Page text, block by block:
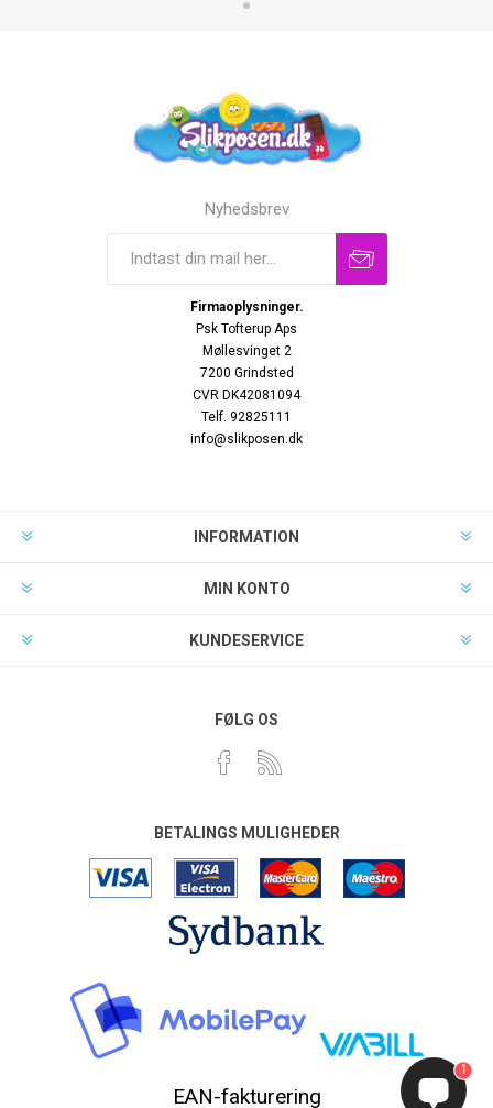
Nyhedsbrev
Firmaoplysninger.
Psk Tofterup Aps
Møllesvinget 2
7200 Grindsted
CVR DK42081094
Telf. 92825111
info@slikposen.dk
INFORMATION
MIN KONTO
KUNDESERVICE
FØLG OS
BETALINGS MULIGHEDER
EAN-fakturering
1